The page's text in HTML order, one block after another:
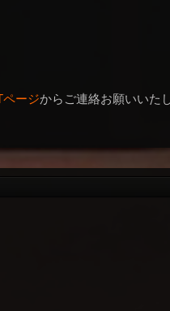
ページからご連絡お願いいた